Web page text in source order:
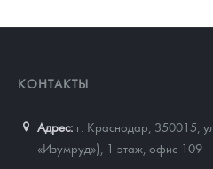
КОНТАКТЫ
Адрес: г. Краснодар, 350015
«Изумруд»), 1 этаж, офис 109